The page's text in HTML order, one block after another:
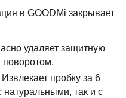
в GOODMi закрывает
удаляет защитную
Извлекает пробку за 6
натуральными, так и с